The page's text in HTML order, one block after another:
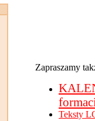
Zapraszamy
Teksty